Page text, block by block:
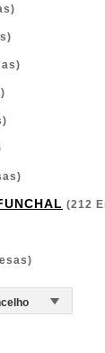
(212